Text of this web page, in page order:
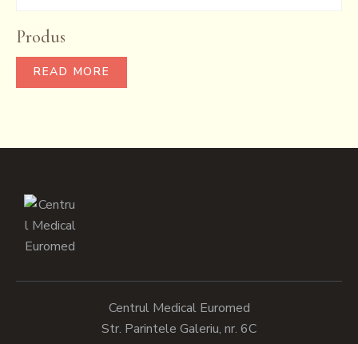
Produs
READ MORE
Centrul Medical Euromed
Str. Parintele Galeriu, nr. 6C